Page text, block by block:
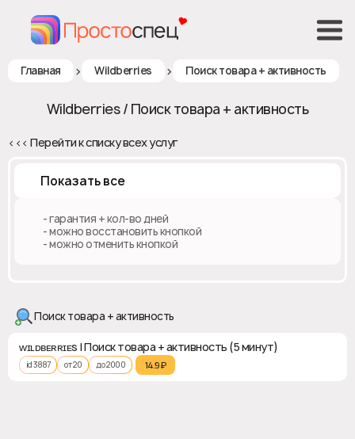
Главная > Wildberries > Поиск товара + активность
Wildberries / Поиск товара + активность
<<< Перейти к списку всех услуг
Показать все
♻️ - гарантия + кол-во дней
✅ - можно восстановить кнопкой
❎ - можно отменить кнопкой
Поиск товара + активность
ᴡɪʟᴅʙᴇʀʀɪᴇs | Поиск товара + активность (5 минут)
id 3887 от 20 до 2000 14.9₽‎